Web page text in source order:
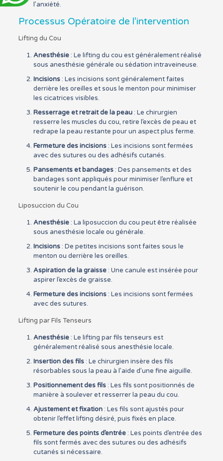
l’anxiété.
Processus Opératoire de l’intervention
Lifting du Cou
Anesthésie: Le lifting du cou est généralement réalisé
sous anesthésie générale ou sédation intraveineuse.
Incisions: Les incisions sont généralement faites
derrière les oreilles et sous le menton pour minimiser
les cicatrices visibles.
Resserrage et retrait de la peau: Le chirurgien
resserre les muscles du cou, retire l’excès de peau et
redrape la peau restante pour un aspect plus ferme.
Fermeture des incisions: Les incisions sont fermées
avec des sutures ou des adhésifs cutanés.
Pansements et bandages: Des pansements et des
bandages sont appliqués pour minimiser l’enflure et
soutenir le cou pendant la guérison.
Liposuccion du Cou
Anesthésie: La liposuccion du cou peut être réalisée
sous anesthésie locale ou générale.
Incisions: De petites incisions sont faites sous le
menton ou derrière les oreilles.
Aspiration de la graisse: Une canule est insérée pour
aspirer l’excès de graisse.
Fermeture des incisions: Les incisions sont fermées
avec des sutures.
Lifting par Fils Tenseurs
Anesthésie: Le lifting par fils tenseurs est
généralement réalisé sous anesthésie locale.
Insertion des fils: Le chirurgien insère des fils
résorbables sous la peau à l’aide d’une fine aiguille.
Positionnement des fils: Les fils sont positionnés de
manière à soulever et resserrer la peau du cou.
Ajustement et fixation: Les fils sont ajustés pour
obtenir l’effet lifting désiré, puis fixés en place.
Fermeture des points d’entrée: Les points d’entrée des
fils sont fermés avec des sutures ou des adhésifs
cutanés si nécessaire.